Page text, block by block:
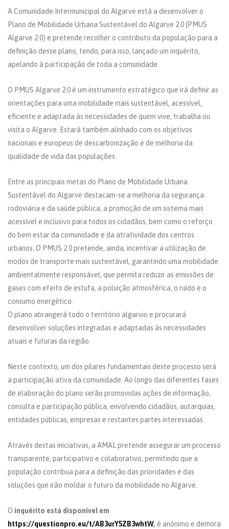
A Comunidade Intermunicipal do Algarve está a desenvolver o
Plano de Mobilidade Urbana Sustentável do Algarve 2.0 (PMUS
Algarve 2.0) e pretende recolher o contributo da população para a
definição desse plano, tendo, para isso, lançado um inquérito,
apelando à participação de toda a comunidade.
O PMUS Algarve 2.0 é um instrumento estratégico que irá definir as
orientações para uma mobilidade mais sustentável, acessível,
eficiente e adaptada às necessidades de quem vive, trabalha ou
visita o Algarve. Estará também alinhado com os objetivos
nacionais e europeus de descarbonização e de melhoria da
qualidade de vida das populações.
Entre as principais metas do Plano de Mobilidade Urbana
Sustentável do Algarve destacam-se a melhoria da segurança
rodoviária e da saúde pública, a promoção de um sistema mais
acessível e inclusivo para todos os cidadãos, bem como o reforço
do bem estar da comunidade e da atratividade dos centros
urbanos. O PMUS 2.0 pretende, ainda, incentivar a utilização de
modos de transporte mais sustentável, garantindo uma mobilidade
ambientalmente responsável, que permita reduzir as emissões de
gases com efeito de estufa, a poluição atmosférica, o ruído e o
consumo energético.
O plano abrangerá todo o território algarvio e procurará
desenvolver soluções integradas e adaptadas às necessidades
atuais e futuras da região.
Neste contexto, um dos pilares fundamentais deste processo será
a participação ativa da comunidade. Ao longo das diferentes fases
de elaboração do plano serão promovidas ações de informação,
consulta e participação pública, envolvendo cidadãos, autarquias,
entidades públicas, empresas e restantes partes interessadas.
Através destas iniciativas, a AMAL pretende assegurar um processo
transparente, participativo e colaborativo, permitindo que a
população contribua para a definição das prioridades e das
soluções que irão moldar o futuro da mobilidade no Algarve.
O inquérito está disponível em
https://questionpro.eu/t/AB3urY5ZB3whtW, é anónimo e demora